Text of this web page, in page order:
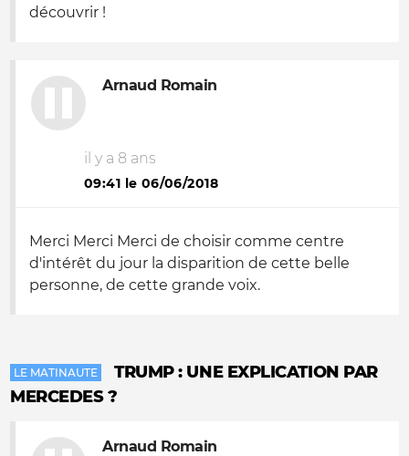
découvrir !
Arnaud Romain
il y a 8 ans
09:41 le 06/06/2018
Merci Merci Merci de choisir comme centre
d'intérêt du jour la disparition de cette belle
personne, de cette grande voix.
LE MATINAUTE
TRUMP : UNE EXPLICATION PAR
MERCEDES ?
Arnaud Romain